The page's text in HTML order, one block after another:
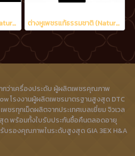
ต่างหูเพชรแท้ธรรมชาติ (Natural Diamonds) 1.20 Ct. ต่างหูเพชรแท้ธรรมชาติ (Natural Diamonds) 0.90 Ct.
กว่าเครื่องประดับ ผู้ผลิตเพชรคุณภาพ
โรงงานผู้ผลิตเพชรมาตรฐานสูงสุด DTC
พชรทุกเม็ดผลิตจากประเทศเบลเยี่ยม จิวเวล
ด พร้อมทั้งใบรับประกันซื้อคืนตลอดอายุ
บรองคุณภาพในระดับสูงสุด GIA 3EX H&A